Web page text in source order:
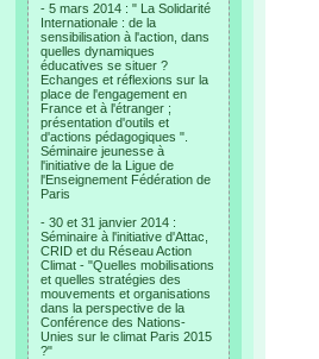
- 5 mars 2014 : " La Solidarité
Internationale : de la
sensibilisation à l'action, dans
quelles dynamiques
éducatives se situer ?
Echanges et réflexions sur la
place de l'engagement en
France et à l'étranger ;
présentation d'outils et
d'actions pédagogiques ".
Séminaire jeunesse à
l'initiative de la Ligue de
l'Enseignement Fédération de
Paris
- 30 et 31 janvier 2014 :
Séminaire à l'initiative d'Attac,
CRID et du Réseau Action
Climat - "Quelles mobilisations
et quelles stratégies des
mouvements et organisations
dans la perspective de la
Conférence des Nations-
Unies sur le climat Paris 2015
?"